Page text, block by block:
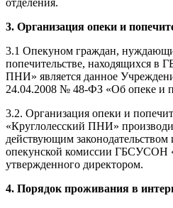
3. Организация опеки и
3.1 Опекуном граждан,
попечительстве, находящихся в
ПНИ» является данное
24.04.2008 № 48-ФЗ «Об опеке и
3.2. Организация опеки и
«Круглолесский ПНИ»
действующим
опекунской комиссии ГБСУСОН
утвержденного директором.
4. Порядок проживания в